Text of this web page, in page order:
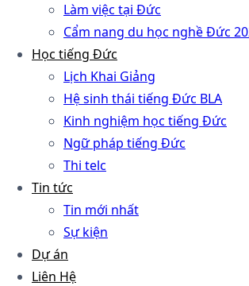
Làm việc tại Đức
Cẩm nang du học nghề Đức
Học tiếng Đức
Lịch Khai Giảng
Hệ sinh thái tiếng Đức BLA
Kinh nghiệm học tiếng Đức
Ngữ pháp tiếng Đức
Thi telc
Tin tức
Tin mới nhất
Sự kiện
Dự án
Liên Hệ